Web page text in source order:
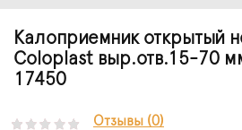
Калоприемник открытый
Coloplast выр.отв.15-70
17450
Отзывы (0)